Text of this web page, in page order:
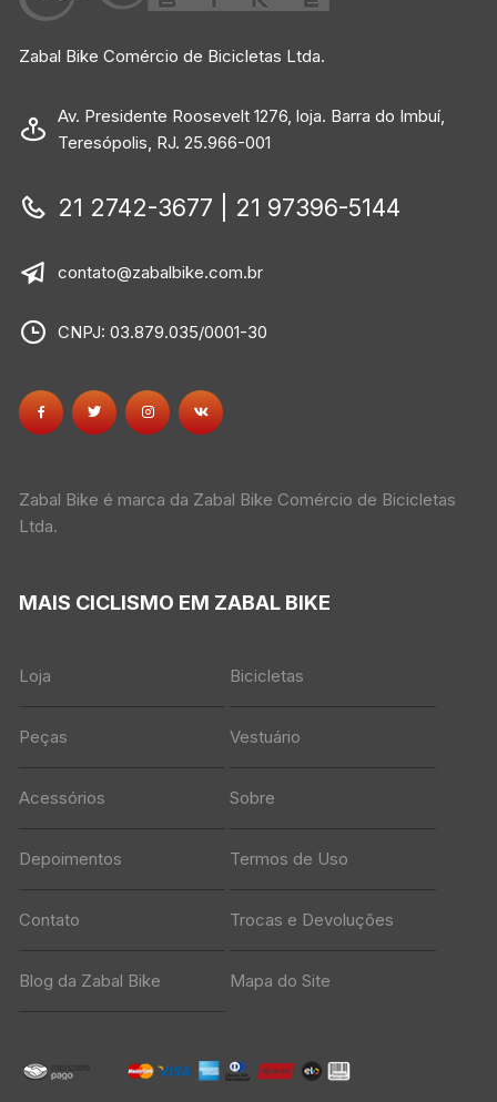
Zabal Bike Comércio de Bicicletas Ltda.
Av. Presidente Roosevelt 1276, loja. Barra do Imbuí,
Teresópolis, RJ. 25.966-001
21 2742-3677 | 21 97396-5144
contato@zabalbike.com.br
CNPJ: 03.879.035/0001-30
Zabal Bike é marca da Zabal Bike Comércio de Bicicletas
Ltda.
MAIS CICLISMO EM ZABAL BIKE
Loja Bicicletas
Peças Vestuário
Acessórios Sobre
Depoimentos Termos de Uso
Contato Trocas e Devoluções
Blog da Zabal Bike Mapa do Site